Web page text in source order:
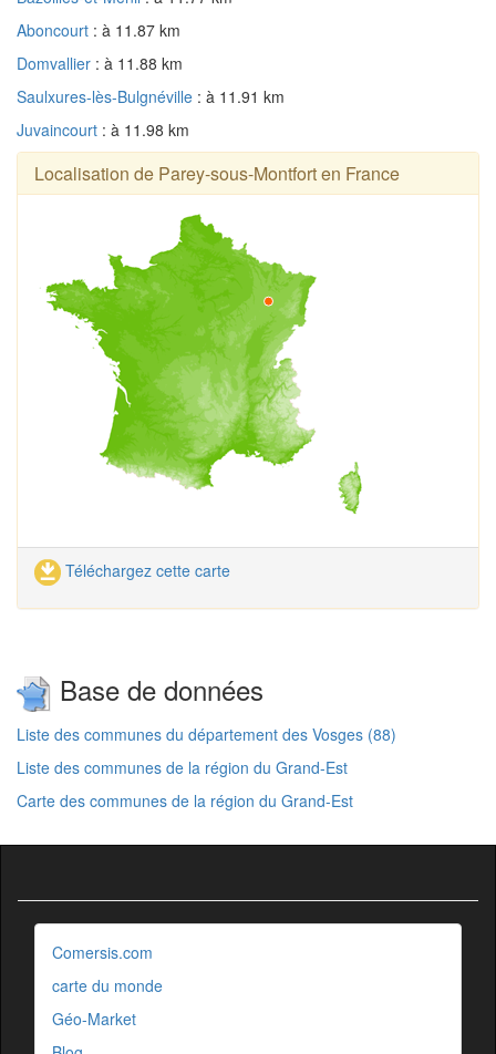
Aboncourt : à 11.87 km
Domvallier : à 11.88 km
Saulxures-lès-Bulgnéville : à 11.91 km
Juvaincourt : à 11.98 km
Localisation de Parey-sous-Montfort en France
Téléchargez cette carte
Base de données
Liste des communes du département des Vosges (88)
Liste des communes de la région du Grand-Est
Carte des communes de la région du Grand-Est
Comersis.com
carte du monde
Géo-Market